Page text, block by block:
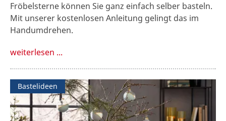
Fröbelsterne können Sie ganz einfach selber basteln.
Mit unserer kostenlosen Anleitung gelingt das im
Handumdrehen.
weiterlesen ...
Bastelideen